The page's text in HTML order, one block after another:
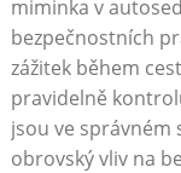
miminka v
bezpečnostních
zážitek během
pravidelně
jsou ve správném
obrovský vliv na